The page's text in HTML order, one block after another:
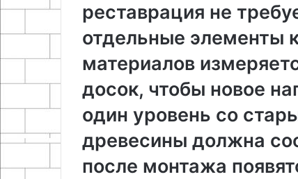
реставрация не
отдельные элементы
материалов
досок, чтобы новое
один уровень со
древесины должна
после монтажа